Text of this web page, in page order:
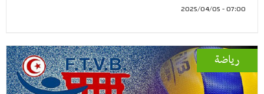
07:00 - 2025/04/05
رياضة